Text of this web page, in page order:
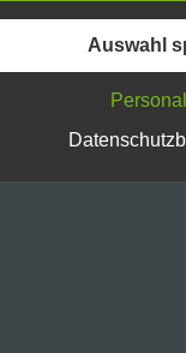
nötig.
Organisation, das
Veränderung,
die Offenlegung
der
der
der Verarbeitung
Daten mit
Auswahl